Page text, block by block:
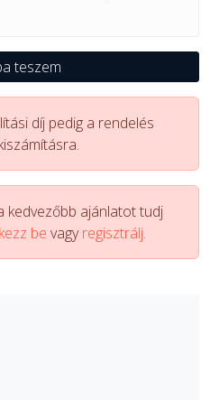
teszem
díj pedig a rendelés
kedvezőbb ajánlatot tudj
be vagyregisztrálj.